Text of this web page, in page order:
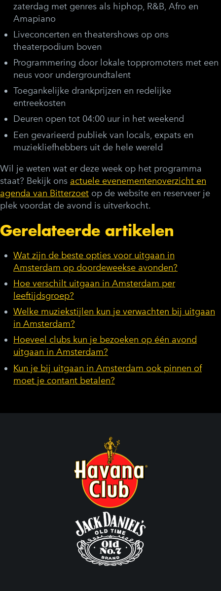
zaterdag met genres als hiphop, R&B, Afro en
Amapiano
Liveconcerten en theatershows op ons
theaterpodium boven
Programmering door lokale toppromoters met een
neus voor undergroundtalent
Toegankelijke drankprijzen en redelijke
entreekosten
Deuren open tot 04:00 uur in het weekend
Een gevarieerd publiek van locals, expats en
muziekliefhebbers uit de hele wereld
Wil je weten wat er deze week op het programma
staat? Bekijk ons actuele evenementenoverzicht en
agenda van Bitterzoet op de website en reserveer je
plek voordat de avond is uitverkocht.
Gerelateerde artikelen
Wat zijn de beste opties voor uitgaan in
Amsterdam op doordeweekse avonden?
Hoe verschilt uitgaan in Amsterdam per
leeftijdsgroep?
Welke muziekstijlen kun je verwachten bij uitgaan
in Amsterdam?
Hoeveel clubs kun je bezoeken op één avond
uitgaan in Amsterdam?
Kun je bij uitgaan in Amsterdam ook pinnen of
moet je contant betalen?